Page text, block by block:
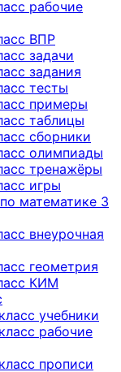
рабочие
ВПР
задачи
задания
тесты
примеры
таблицы
сборники
олимпиады
тренажёры
игры
математике 3
внеурочная
геометрия
КИМ
учебники
рабочие
прописи